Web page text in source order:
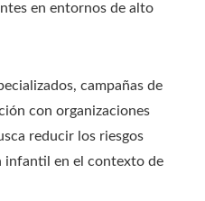
en entornos de alto
campañas de
con organizaciones
reducir los riesgos
infantil en el contexto de